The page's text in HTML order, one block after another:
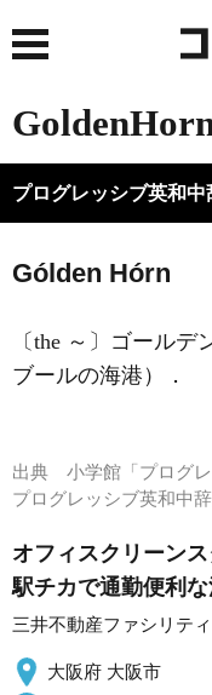
プログレッシブ英和中
Gólden Hórn
〔the ～〕ゴール
ブールの海港）
．
出典 小学館「プログ
プログレッシブ英和中
オフィスクリーン
駅チカで通勤便利
三井不動産ファシリテ
大阪府 大阪市